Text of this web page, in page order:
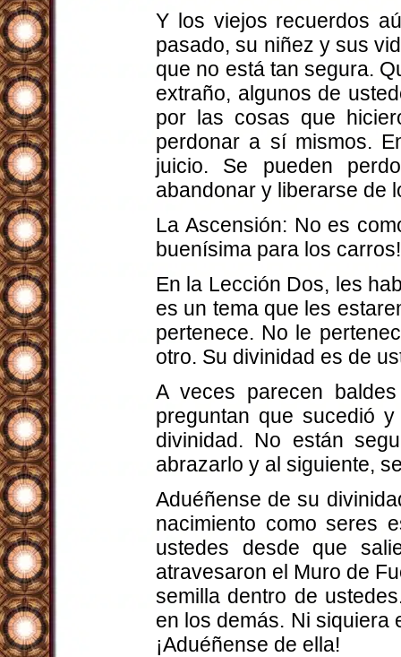
Y los viejos recuerdos
pasado, su niñez y sus
que no está tan segura.
extraño, algunos de
por las cosas que
perdonar a sí mismos.
juicio. Se pueden
abandonar y liberarse de
La Ascensión: No es
buenísima para los
En la Lección Dos, les
es un tema que les
pertenece. No le
otro. Su divinidad es de
A veces parecen
preguntan que sucedió
divinidad. No están
abrazarlo y al siguiente,
Aduéñense de su
nacimiento como seres
ustedes desde que
atravesaron el Muro de
semilla dentro de
en los demás. Ni siquiera
¡Aduéñense de ella!